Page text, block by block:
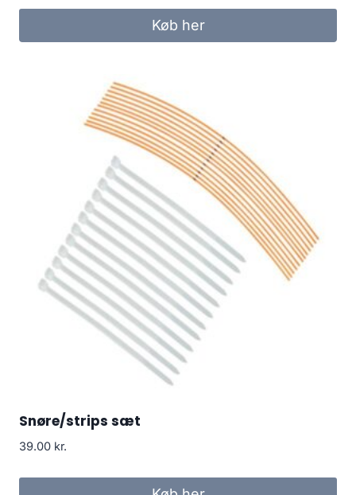
Køb her
Snøre/strips sæt
39.00 kr.